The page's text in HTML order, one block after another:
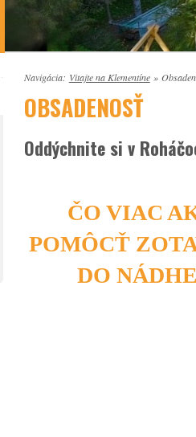
Navigácia: Vitajte na Klementíne »
OBSADENOSŤ
Oddýchnite si v
ČO VIAC
POMÔCŤ
DO